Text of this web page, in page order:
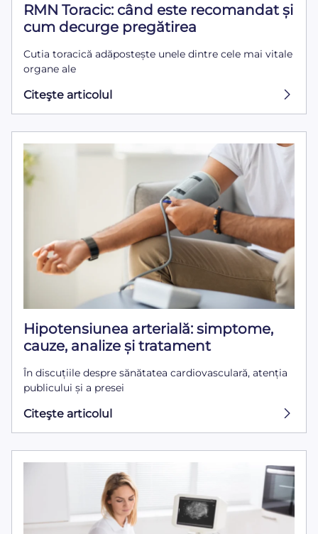
RMN Toracic: când este recomandat și
cum decurge pregătirea
Cutia toracică adăpostește unele dintre cele mai vitale
organe ale
Citeşte articolul
Hipotensiunea arterială: simptome,
cauze, analize și tratament
În discuțiile despre sănătatea cardiovasculară, atenția
publicului și a presei
Citeşte articolul